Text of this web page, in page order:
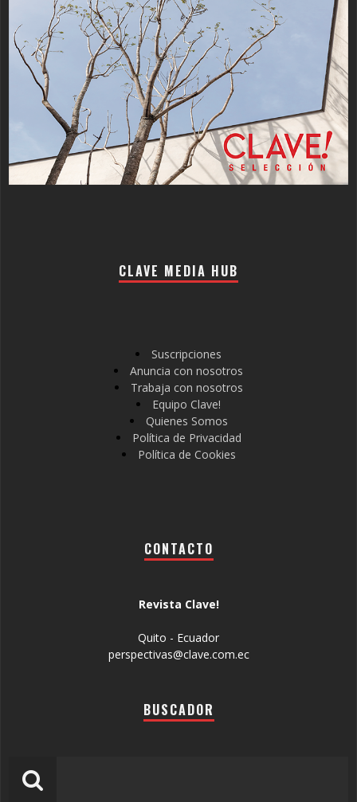
CLAVE MEDIA HUB
Suscripciones
Anuncia con nosotros
Trabaja con nosotros
Equipo Clave!
Quienes Somos
Política de Privacidad
Política de Cookies
CONTACTO
Revista Clave!
Quito - Ecuador
perspectivas@clave.com.ec
BUSCADOR